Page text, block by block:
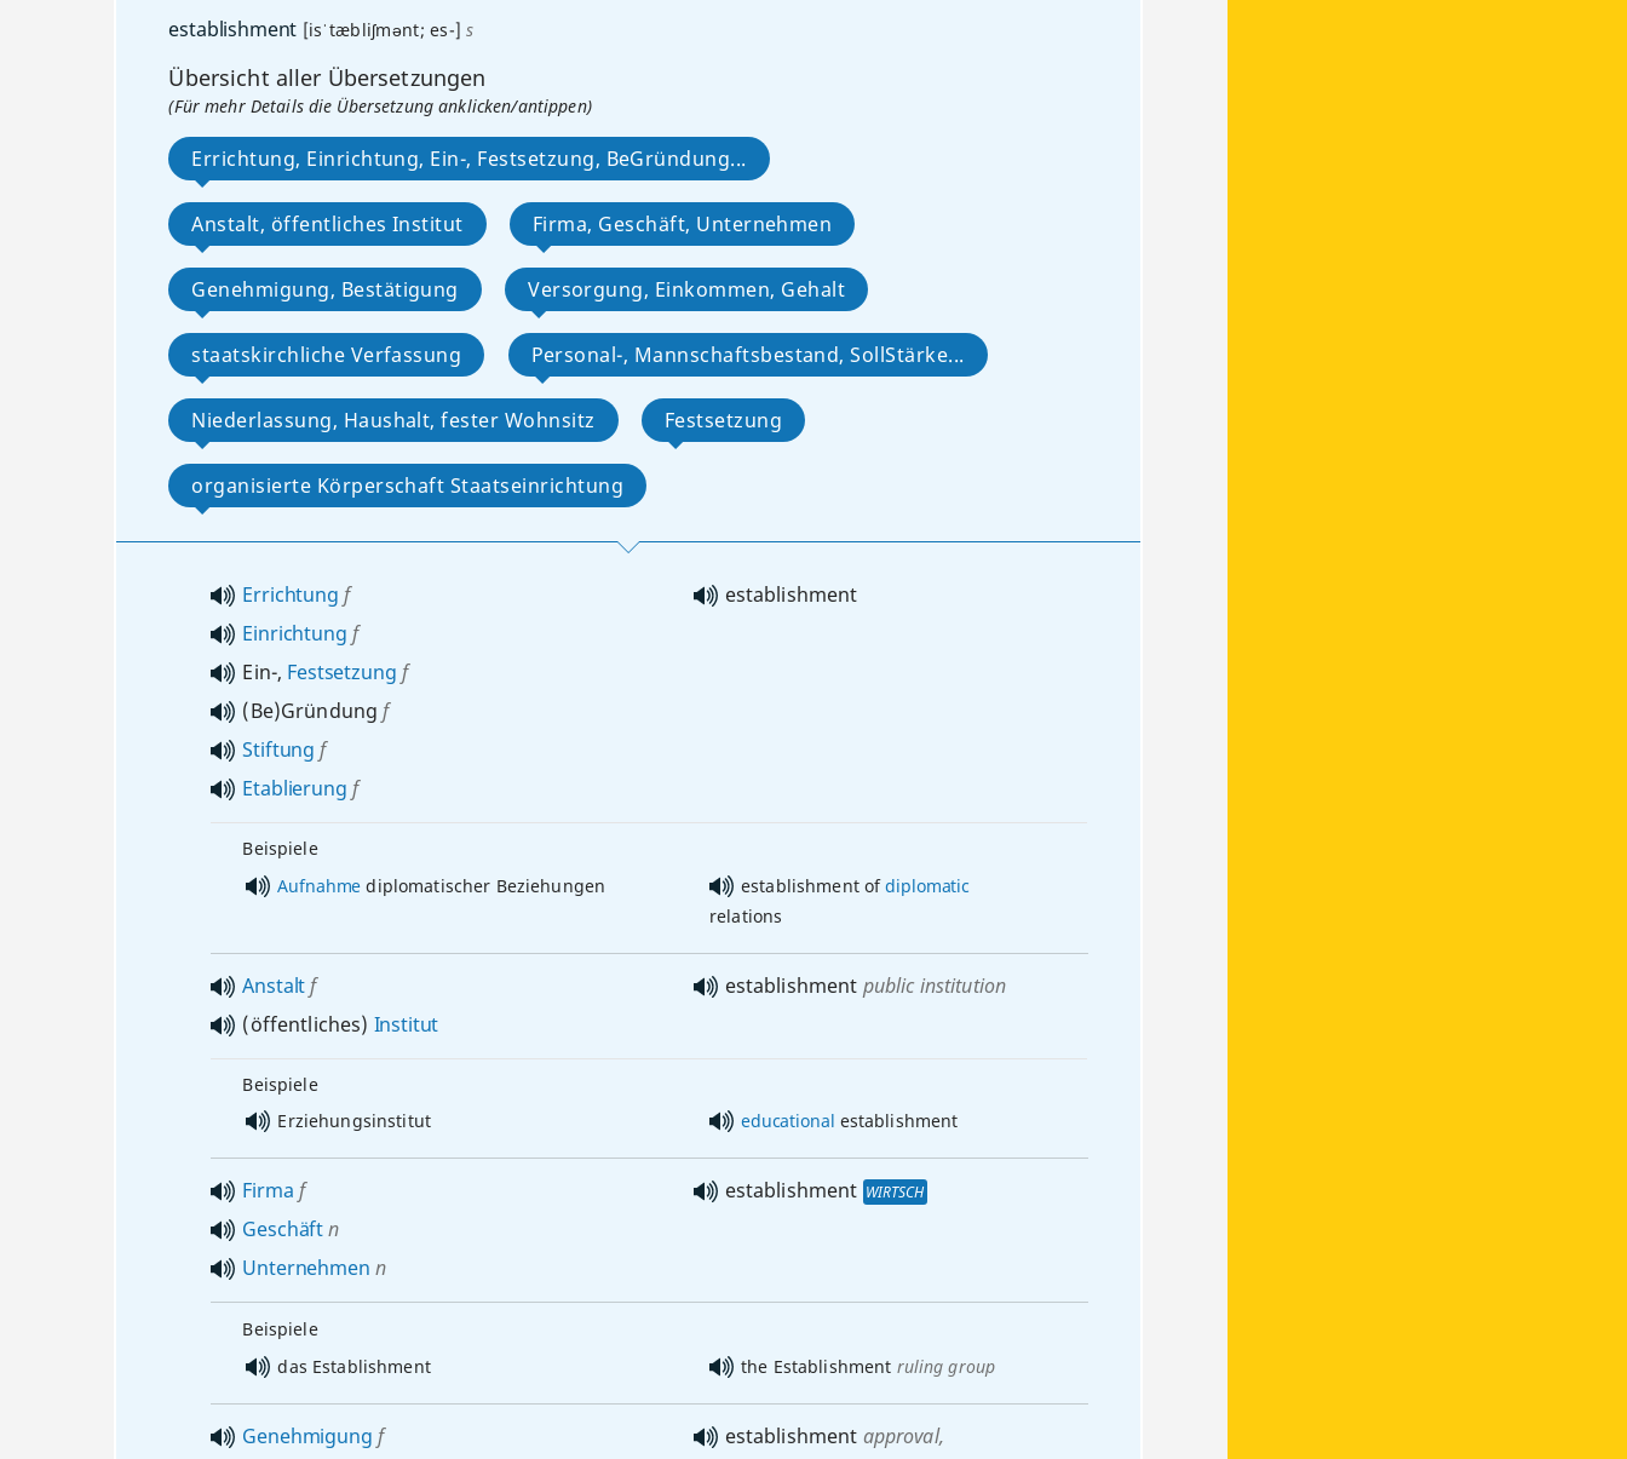
establishment [isˈtæbliʃmənt; es-] s
Übersicht aller Übersetzungen
(Für mehr Details die Übersetzung anklicken/antippen)
Errichtung, Einrichtung, Ein-, Festsetzung, BeGründung...
Anstalt, öffentliches Institut Firma, Geschäft, Unternehmen
Genehmigung, Bestätigung Versorgung, Einkommen, Gehalt
staatskirchliche Verfassung Personal-, Mannschaftsbestand, SollStärke...
Niederlassung, Haushalt, fester Wohnsitz Festsetzung
organisierte Körperschaft Staatseinrichtung
Errichtung f
Einrichtung f
Ein-, Festsetzung f
(Be)Gründung f
Stiftung f
Etablierung f
establishment
Beispiele
Aufnahme diplomatischer Beziehungen establishment ofdiplomatic
relations
Anstaltf
(öffentliches) Institut
establishment public institution
Beispiele
Erziehungsinstitut
educational establishment
Firma f
Geschäftn
Unternehmen n
establishment WIRTSCH
Beispiele
das Establishment
the Establishment ruling group
Genehmigung f
establishment approval,